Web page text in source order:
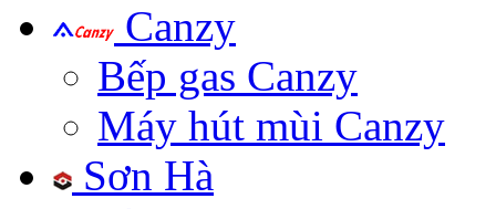
Canzy
Bếp gas Canzy
Máy hút mùi Canzy
Sơn Hà